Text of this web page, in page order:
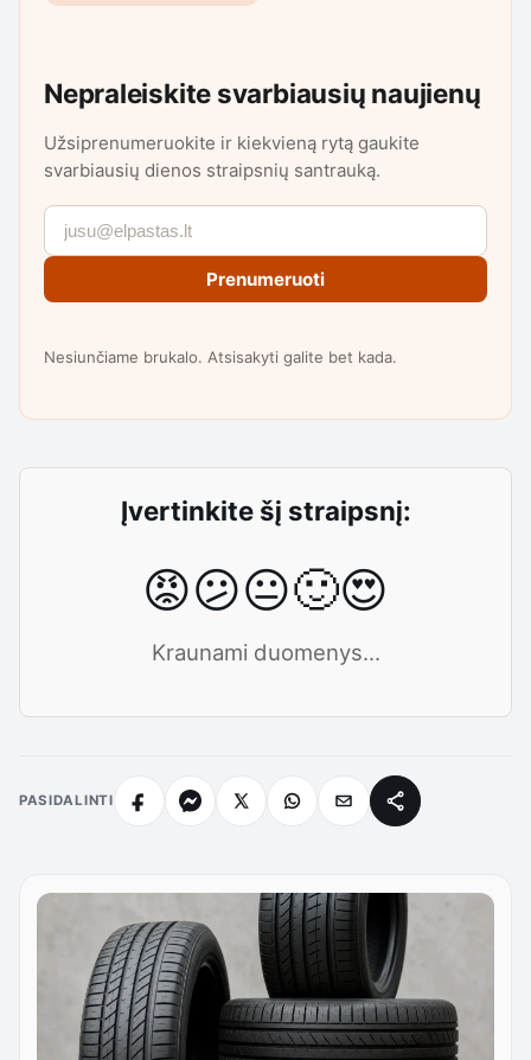
Nepraleiskite svarbiausių naujienų
Užsiprenumeruokite ir kiekvieną rytą gaukite
svarbiausių dienos straipsnių santrauką.
Prenumeruoti
Nesiunčiame brukalo. Atsisakyti galite bet kada.
Įvertinkite šį straipsnį:
😡😕😐🙂😍
Kraunami duomenys...
PASIDALINTI